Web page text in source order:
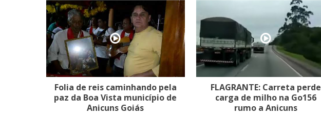
Folia de reis caminhando pela
paz da Boa Vista município de
Anicuns Goiás
FLAGRANTE: Carreta perde
carga de milho na Go156
rumo a Anicuns